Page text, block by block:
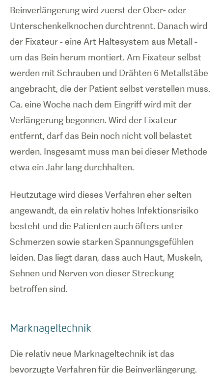
Beinverlängerung wird zuerst der Ober- oder
Unterschenkelknochen durchtrennt. Danach wird
der Fixateur - eine Art Haltesystem aus Metall -
um das Bein herum montiert. Am Fixateur selbst
werden mit Schrauben und Drähten 6 Metallstäbe
angebracht, die der Patient selbst verstellen muss.
Ca. eine Woche nach dem Eingriff wird mit der
Verlängerung begonnen. Wird der Fixateur
entfernt, darf das Bein noch nicht voll belastet
werden. Insgesamt muss man bei dieser Methode
etwa ein Jahr lang durchhalten.
Heutzutage wird dieses Verfahren eher selten
angewandt, da ein relativ hohes Infektionsrisiko
besteht und die Patienten auch öfters unter
Schmerzen sowie starken Spannungsgefühlen
leiden. Das liegt daran, dass auch Haut, Muskeln,
Sehnen und Nerven von dieser Streckung
betroffen sind.
Marknageltechnik
Die relativ neue Marknageltechnik ist das
bevorzugte Verfahren für die Beinverlängerung.